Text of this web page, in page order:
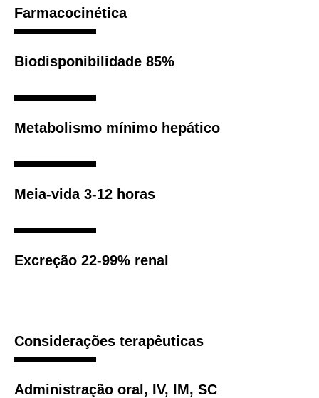
Farmacocinética
Biodisponibilidade 85%
Metabolismo mínimo hepático
Meia-vida 3-12 horas
Excreção 22-99% renal
Considerações terapêuticas
Administração oral, IV, IM, SC